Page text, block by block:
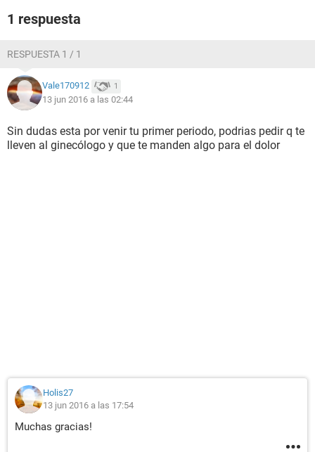
1 respuesta
RESPUESTA 1 / 1
Vale170912 1
13 jun 2016 a las 02:44
Sin dudas esta por venir tu primer periodo, podrias pedir q te
lleven al ginecólogo y que te manden algo para el dolor
Holis27
13 jun 2016 a las 17:54
Muchas gracias!